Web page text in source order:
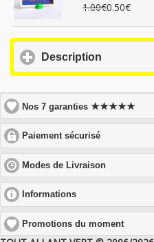
1.00€0.50€
Description
contents
Nos 7 garanties★★★★★
Paiement sécurisé
to
expand
contents
Modes de Livraison
to
Informations
to
expand
contents
Promotions du moment